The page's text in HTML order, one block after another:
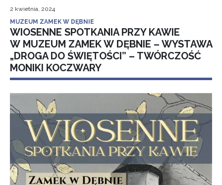
2 kwietnia, 2024
MUZEUM ZAMEK W DĘBNIE
WIOSENNE SPOTKANIA PRZY KAWIE
W MUZEUM ZAMEK W DĘBNIE – WYSTAWA
„DROGA DO ŚWIĘTOŚCI” – TWÓRCZOŚĆ
MONIKI KOCZWARY